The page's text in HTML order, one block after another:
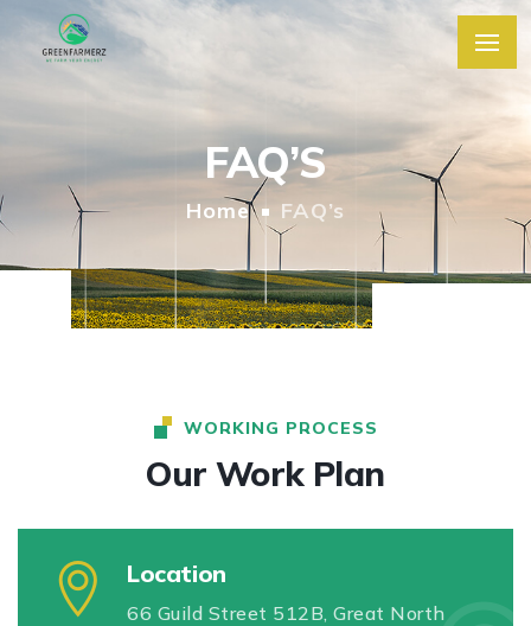
FAQ’S
Home FAQ’s
WORKING PROCESS
Our Work Plan
Location
66 Guild Street 512B, Great North